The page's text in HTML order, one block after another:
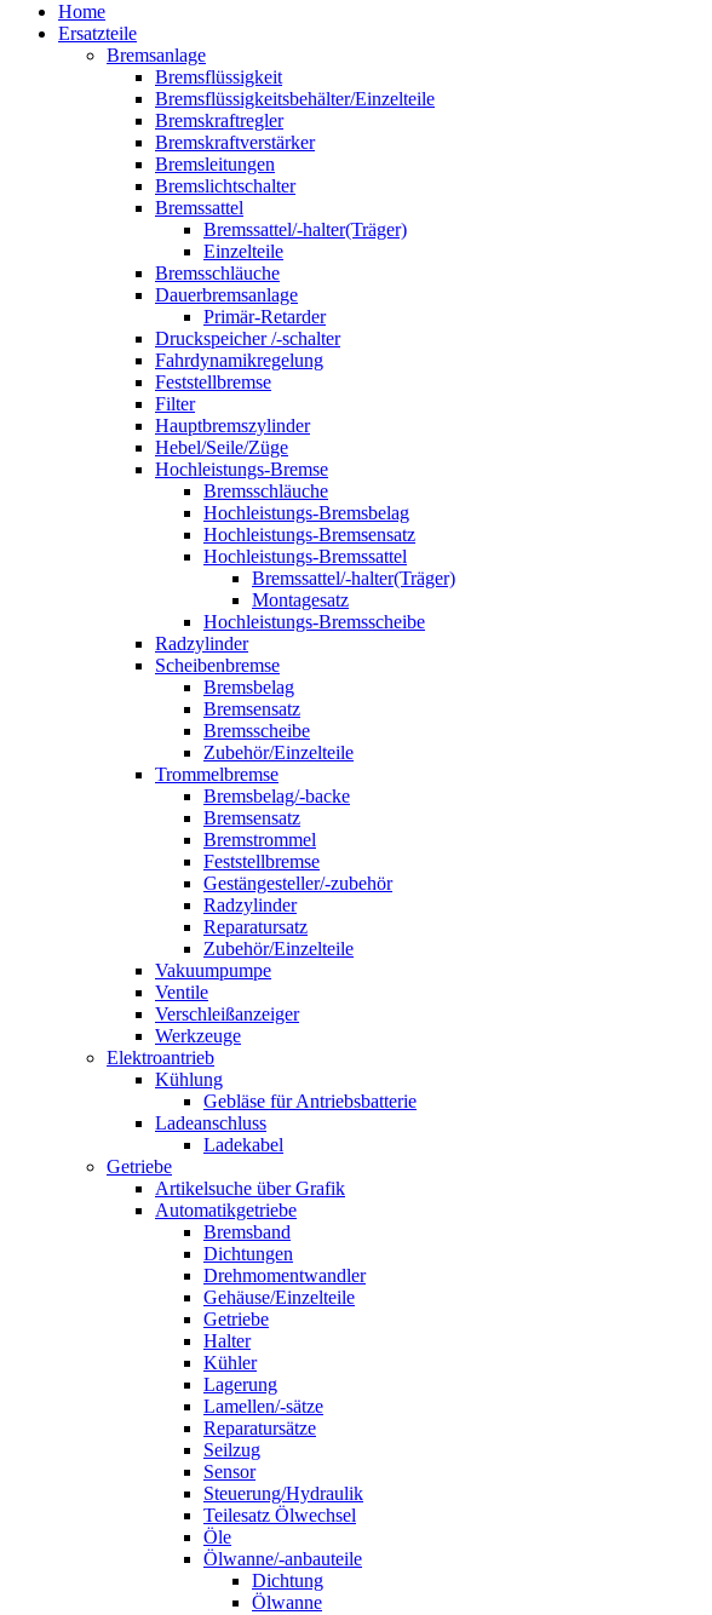
Home
Ersatzteile
Bremsanlage
Bremsflüssigkeit
Bremsflüssigkeitsbehälter/Einzelteile
Bremskraftregler
Bremskraftverstärker
Bremsleitungen
Bremslichtschalter
Bremssattel
Bremssattel/-halter(Träger)
Einzelteile
Bremsschläuche
Dauerbremsanlage
Primär-Retarder
Druckspeicher /-schalter
Fahrdynamikregelung
Feststellbremse
Filter
Hauptbremszylinder
Hebel/Seile/Züge
Hochleistungs-Bremse
Bremsschläuche
Hochleistungs-Bremsbelag
Hochleistungs-Bremsensatz
Hochleistungs-Bremssattel
Bremssattel/-halter(Träger)
Montagesatz
Hochleistungs-Bremsscheibe
Radzylinder
Scheibenbremse
Bremsbelag
Bremsensatz
Bremsscheibe
Zubehör/Einzelteile
Trommelbremse
Bremsbelag/-backe
Bremsensatz
Bremstrommel
Feststellbremse
Gestängesteller/-zubehör
Radzylinder
Reparatursatz
Zubehör/Einzelteile
Vakuumpumpe
Ventile
Verschleißanzeiger
Werkzeuge
Elektroantrieb
Kühlung
Gebläse für Antriebsbatterie
Ladeanschluss
Ladekabel
Getriebe
Artikelsuche über Grafik
Automatikgetriebe
Bremsband
Dichtungen
Drehmomentwandler
Gehäuse/Einzelteile
Getriebe
Halter
Kühler
Lagerung
Lamellen/-sätze
Reparatursätze
Seilzug
Sensor
Steuerung/Hydraulik
Teilesatz Ölwechsel
Öle
Ölwanne/-anbauteile
Dichtung
Ölwanne